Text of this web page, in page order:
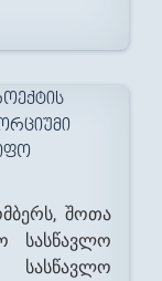
შოთა
სასწავლო